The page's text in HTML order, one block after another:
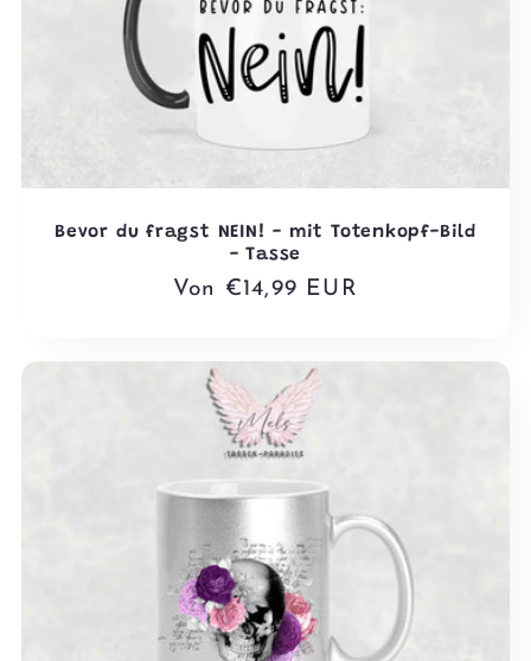
Bevor du fragst NEIN! - mit Totenkopf-Bild
- Tasse
Normaler
Von €14,99 EUR